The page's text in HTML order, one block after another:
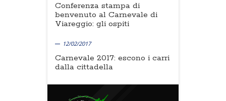
Conferenza stampa di
benvenuto al Carnevale di
Viareggio: gli ospiti
12/02/2017
Carnevale 2017: escono i carri
dalla cittadella